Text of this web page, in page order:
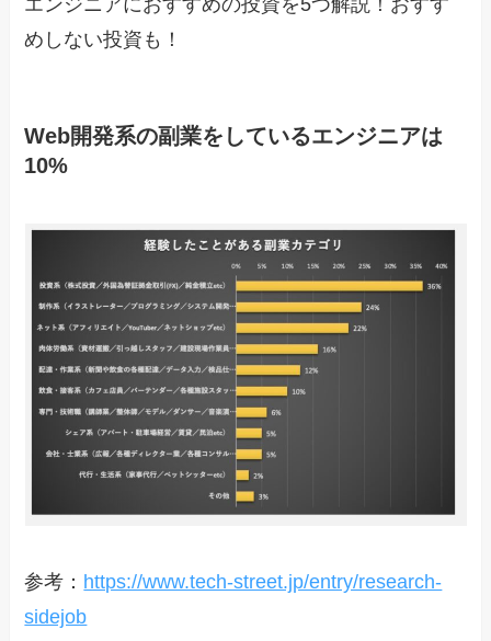
めしない投資も！
Web開発系の副業をしているエンジニアは
10%
参考： https://www.tech-street.jp/entry/research-
sidejob